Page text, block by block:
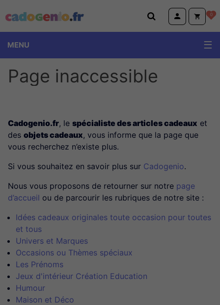
Cadogenio.fr 0
MENU
Page inaccessible
Cadogenio.fr, le spécialiste des articles cadeaux et
des objets cadeaux, vous informe que la page que
vous recherchez n’existe plus.
Si vous souhaitez en savoir plus sur Cadogenio.
Nous vous proposons de retourner sur notre page
d’accueil ou de parcourir les rubriques de notre site :
Idées cadeaux originales toute occasion pour toutes
et tous
Univers et Marques
Occasions ou Thèmes spéciaux
Les Prénoms
Jeux d'intérieur Création Education
Humour
Maison et Déco